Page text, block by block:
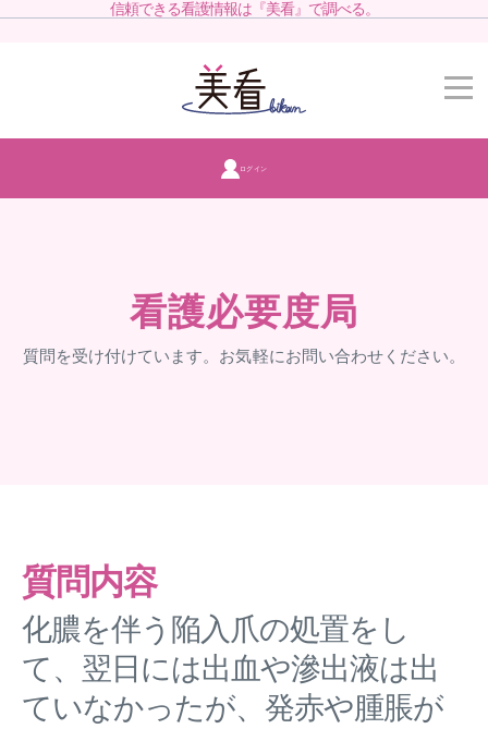
信頼できる看護情報は『美看』で調べる。
ログイン
看護必要度局
質問を受け付けています。お気軽にお問い合わせください。
質問内容
化膿を伴う陥入爪の処置をし
て、翌日には出血や滲出液は出
ていなかったが、発赤や腫脹が